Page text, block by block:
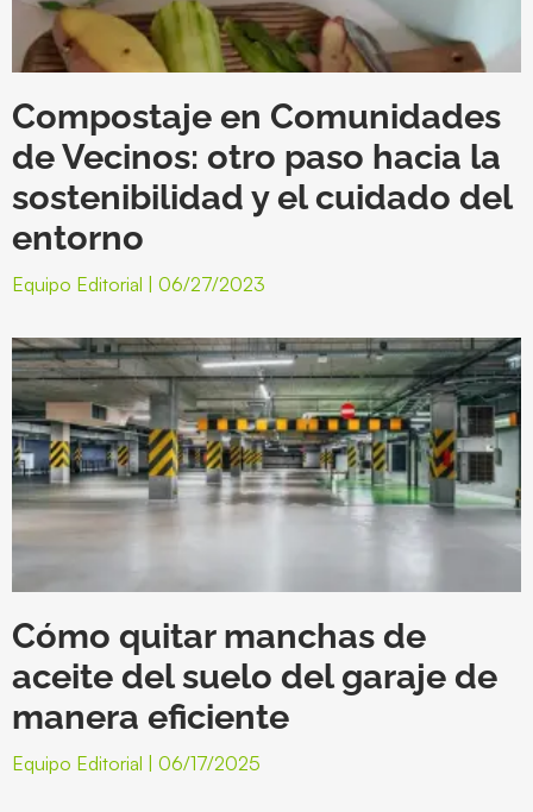
Compostaje en Comunidades
de Vecinos: otro paso hacia la
sostenibilidad y el cuidado del
entorno
Equipo Editorial 06/27/2023
Cómo quitar manchas de
aceite del suelo del garaje de
manera eficiente
Equipo Editorial 06/17/2025